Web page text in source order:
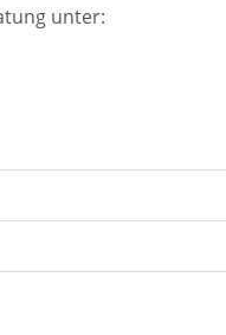
unter: